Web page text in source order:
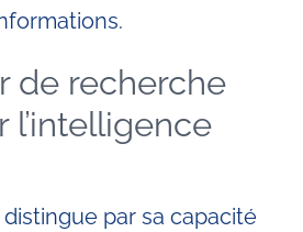
de recherche
l’intelligence
par sa capacité